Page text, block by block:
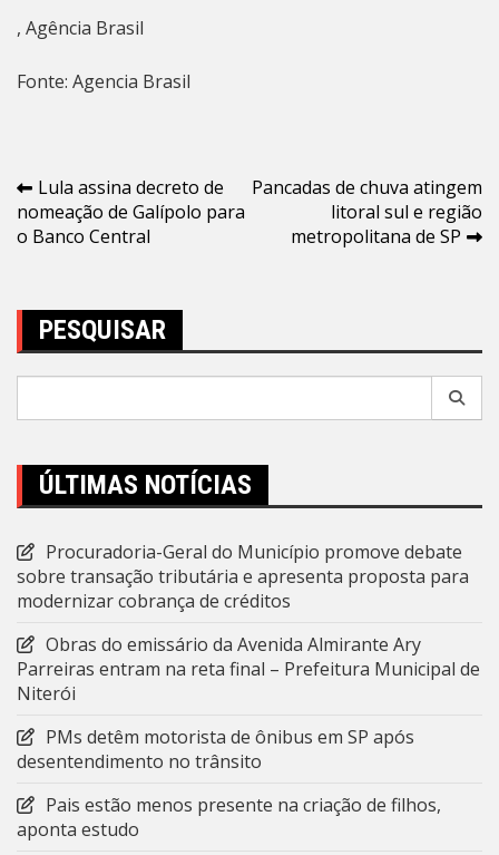
, Agência Brasil
Fonte: Agencia Brasil
Navegação
de
Lula assina decreto de
nomeação de Galípolo para
o Banco Central
Pancadas de chuva atingem
litoral sul e região
metropolitana de SP
PESQUISAR
ÚLTIMAS NOTÍCIAS
Procuradoria-Geral do Município promove debate
sobre transação tributária e apresenta proposta para
modernizar cobrança de créditos
Obras do emissário da Avenida Almirante Ary
Parreiras entram na reta final – Prefeitura Municipal de
Niterói
PMs detêm motorista de ônibus em SP após
desentendimento no trânsito
Pais estão menos presente na criação de filhos,
aponta estudo